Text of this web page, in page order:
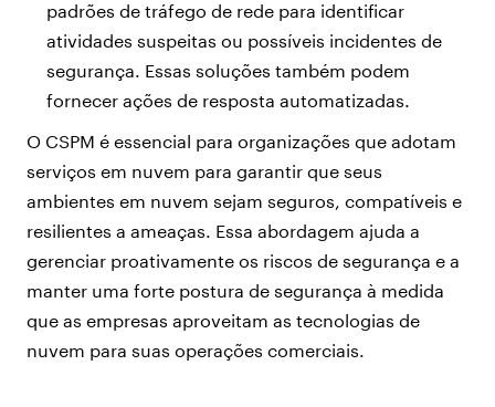
padrões de tráfego de rede para identificar
atividades suspeitas ou possíveis incidentes de
segurança. Essas soluções também podem
fornecer ações de resposta automatizadas.
O CSPM é essencial para organizações que adotam
serviços em nuvem para garantir que seus
ambientes em nuvem sejam seguros, compatíveis e
resilientes a ameaças. Essa abordagem ajuda a
gerenciar proativamente os riscos de segurança e a
manter uma forte postura de segurança à medida
que as empresas aproveitam as tecnologias de
nuvem para suas operações comerciais.